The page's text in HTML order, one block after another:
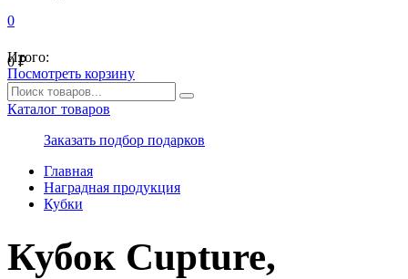
0
0₽
Итого:
Посмотреть корзину
Каталог товаров
Заказать подбор подарков
Главная
Наградная продукция
Кубки
Кубок Cupture,